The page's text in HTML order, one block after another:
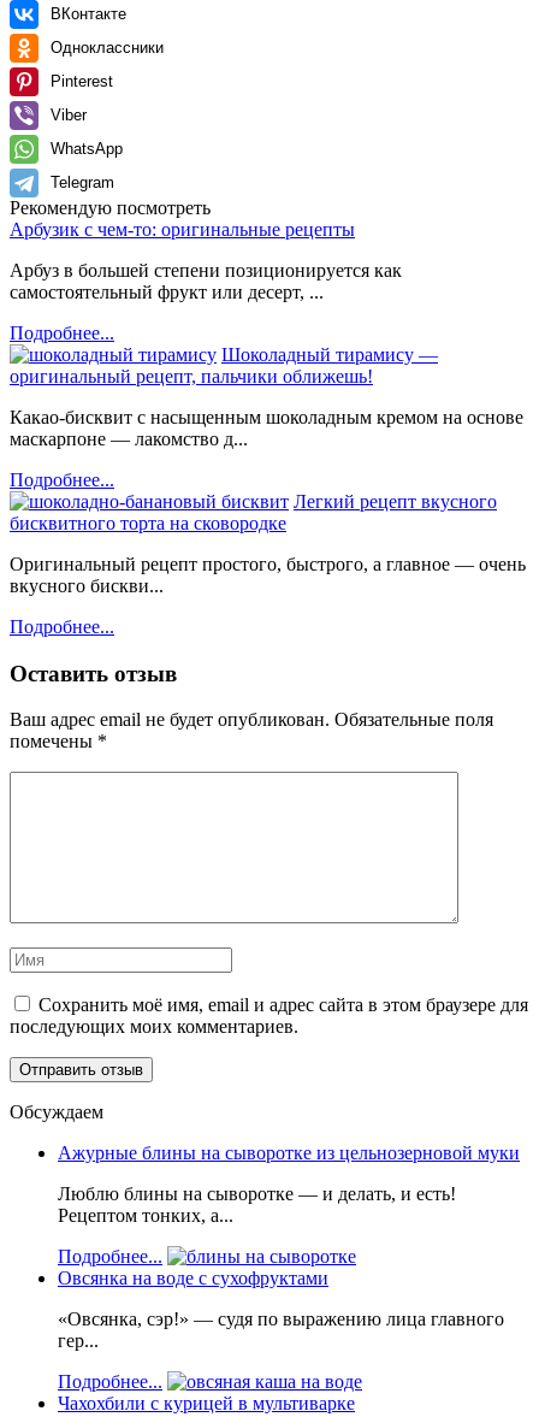
ВКонтакте
Одноклассники
Pinterest
Viber
WhatsApp
Telegram
Рекомендую посмотреть
Арбузик с чем-то: оригинальные рецепты
Арбуз в большей степени позиционируется как
самостоятельный фрукт или десерт, ...
Подробнее...
Шоколадный тирамису —
оригинальный рецепт, пальчики оближешь!
Какао-бисквит с насыщенным шоколадным кремом на основе
маскарпоне — лакомство д...
Подробнее...
Легкий рецепт вкусного
бисквитного торта на сковородке
Оригинальный рецепт простого, быстрого, а главное — очень
вкусного бискви...
Подробнее...
Оставить отзыв
Ваш адрес email не будет опубликован. Обязательные поля
помечены *
Сохранить моё имя, email и адрес сайта в этом браузере для
последующих моих комментариев.
Обсуждаем
Ажурные блины на сыворотке из цельнозерновой муки
Люблю блины на сыворотке — и делать, и есть!
Рецептом тонких, а...
Подробнее...
Овсянка на воде с сухофруктами
«Овсянка, сэр!» — судя по выражению лица главного
гер...
Подробнее...
Чахохбили с курицей в мультиварке